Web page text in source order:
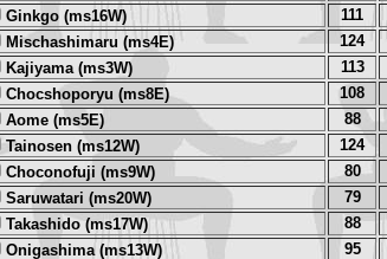
Ginkgo (ms16W) 111
Mischashimaru (ms4E) 124
Kajiyama (ms3W) 113
Chocshoporyu (ms8E) 108
Aome (ms5E) 88
Tainosen (ms12W) 124
Choconofuji (ms9W) 80
Saruwatari (ms20W) 79
Takashido (ms17W) 88
Onigashima (ms13W) 95